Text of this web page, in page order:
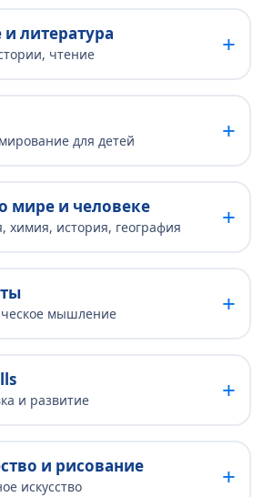
литература
чтение +
для детей +
мире и человеке
химия, история, география +
мышление +
и развитие +
и рисование
искусство +